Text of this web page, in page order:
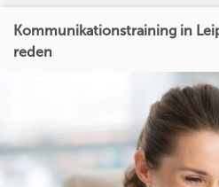
Kommunikationstraining in
reden